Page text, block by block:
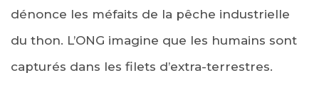
dénonce les méfaits de la pêche industrielle
du thon. L’ONG imagine que les humains sont
capturés dans les filets d’extra-terrestres.